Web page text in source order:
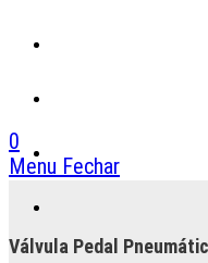
0
Menu Fechar
button
Válvula Pedal